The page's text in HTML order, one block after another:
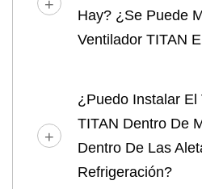
Hay? ¿Se Puede
Ventilador TITAN
¿Puedo Instalar El
TITAN Dentro De
Dentro De Las
Refrigeración?